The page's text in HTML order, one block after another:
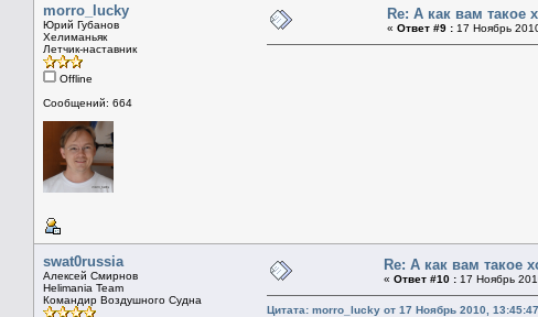
morro_lucky
Юрий Губанов
Хелиманьяк
Летчик-наставник
Offline
Сообщений: 664
Re: А как вам такое
« Ответ #9 : 17 Ноябрь
swat0russia
Алексей Смирнов
Helimania Team
Командир Воздушного Судна
Re: А как вам такое
« Ответ #10 : 17 Ноябрь
Цитата: morro_lucky от 17 Ноябрь 2010, 13:45:47